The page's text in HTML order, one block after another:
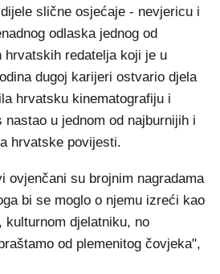
slične osjećaje - nevjericu i
odlaska jednog od
hrvatskih redatelja koji je u
dugoj karijeri ostvario djela
hrvatsku kinematografiju i
u jednom od najburnijih i
hrvatske povijesti.
ovjenčani su brojnim nagradama
bi se moglo o njemu izreći kao
kulturnom djelatniku, no
od plemenitog čovjeka",